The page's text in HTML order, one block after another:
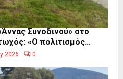
Συνοδινού» στο
«Ο πολιτισμός...
2026 0